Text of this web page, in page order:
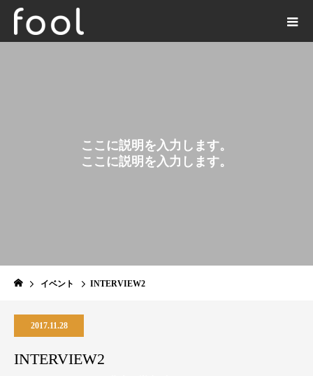
EVENT
ここに説明を入力します。
ここに説明を入力します。
イベント INTERVIEW2
2017.11.28
INTERVIEW2